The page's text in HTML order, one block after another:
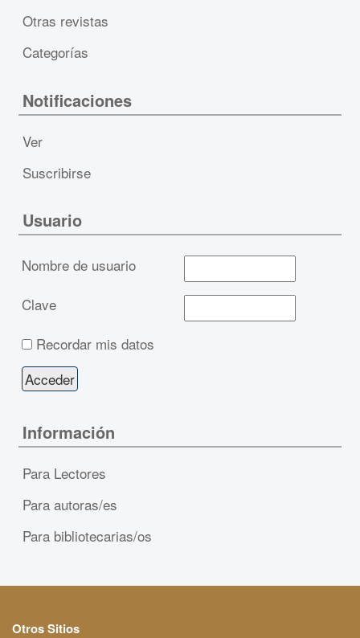
Otras revistas
Categorías
Notificaciones
Ver
Suscribirse
Usuario
Nombre de usuario
Clave
Recordar mis datos
Información
Para Lectores
Para autoras/es
Para bibliotecarias/os
Otros Sitios